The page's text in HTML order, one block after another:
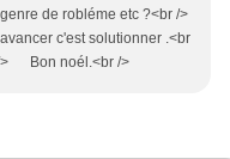
de robléme etc ?<br />
c'est solutionner .<br
/> Bon noél.<br />